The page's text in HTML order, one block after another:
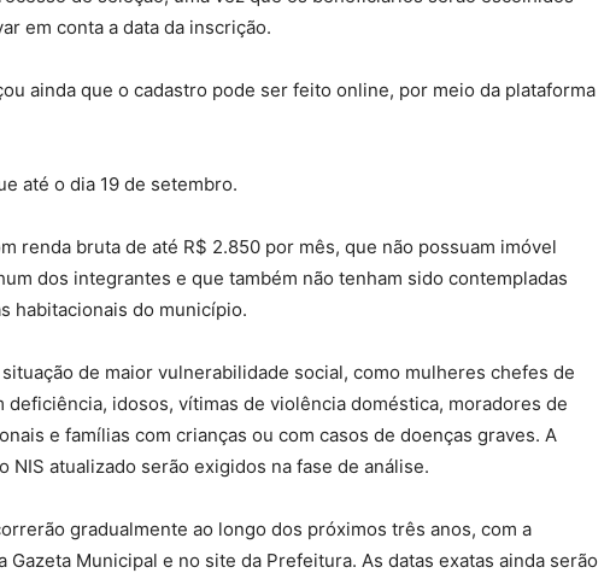
em conta a data da inscrição.
ainda que o cadastro pode ser feito online, por meio da plataforma
até o dia 19 de setembro.
renda bruta de até R$ 2.850 por mês, que não possuam imóvel
dos integrantes e que também não tenham sido contempladas
habitacionais do município.
de maior vulnerabilidade social, como mulheres chefes de
deficiência, idosos, vítimas de violência doméstica, moradores de
e famílias com crianças ou com casos de doenças graves. A
NIS atualizado serão exigidos na fase de análise.
gradualmente ao longo dos próximos três anos, com a
Gazeta Municipal e no site da Prefeitura. As datas exatas ainda serão